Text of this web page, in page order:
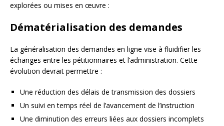
explorées ou mises en œuvre :
Dématérialisation des demandes
La généralisation des demandes en ligne vise à fluidifier les
échanges entre les pétitionnaires et l’administration. Cette
évolution devrait permettre :
Une réduction des délais de transmission des dossiers
Un suivi en temps réel de l’avancement de l’instruction
Une diminution des erreurs liées aux dossiers incomplets